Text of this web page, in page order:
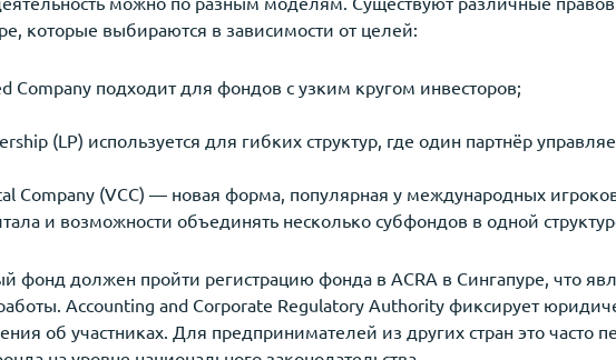
которые выбираются в зависимости от целей:
Company подходит для фондов с узким кругом инвесторов;
(LP) используется для гибких структур, где один партнёр
Company (VCC) — новая форма, популярная у международных
и возможности объединять несколько субфондов в одной
фонд должен пройти регистрацию фонда в ACRA в Сингапуре, что
Accounting and Corporate Regulatory Authority фиксирует
об участниках. Для предпринимателей из других стран это часто